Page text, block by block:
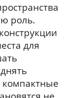
роль.
для
компактные